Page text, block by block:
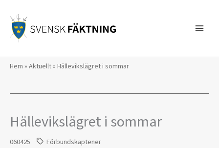
innehåll
Hem » Aktuellt» Hällevikslägret i sommar
Hällevikslägret i sommar
060425 Förbundskaptener